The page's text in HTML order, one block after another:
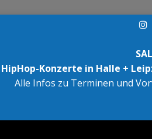
HipHop-Konzerte in Halle +
Alle Infos zu Terminen und